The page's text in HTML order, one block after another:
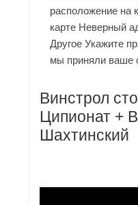
расположение на
карте Неверный
Другое Укажите
мы приняли ваше
Винстрол
Ципионат +
Шахтинский